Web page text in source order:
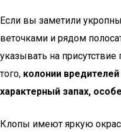
Если вы заметили
веточками и рядом
указывать на
того, колонии
характерный запах,
Клопы имеют яркую